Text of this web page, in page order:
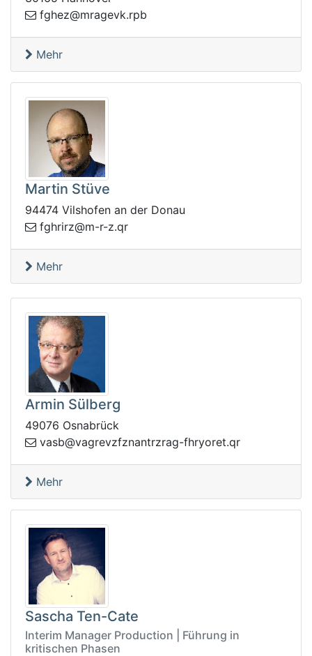
bpr.kvega
rm@zehgf
Mehr
Martin Stüve
94474 Vilshofen an der Donau
rq.z-
r-m@zrirhgf
Mehr
Armin Sülberg
49076 Osnabrück
rq.teroyrhf-garzrtnanzfzvergav@bs
av
Mehr
Sascha Ten-Cate
Interim Manager Production | Führung in
kritischen Phasen